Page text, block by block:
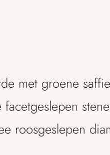
met groene
roosgeslepen